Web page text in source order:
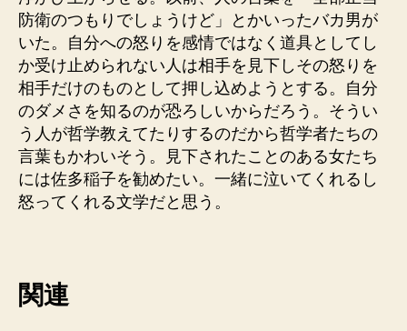
防衛のつもりでしょうけど」とかいったバカ男が
いた。自分への怒りを感情ではなく道具としてし
か受け止められない人は相手を見下しその怒りを
相手だけのものとして押し込めようとする。自分
のダメさを知るのが恐ろしいからだろう。そうい
う人が哲学教えてたりするのだから哲学者たちの
言葉もかわいそう。見下されたことのある女たち
には佐多稲子を勧めたい。一緒に泣いてくれるし
怒ってくれる文学だと思う。
関連